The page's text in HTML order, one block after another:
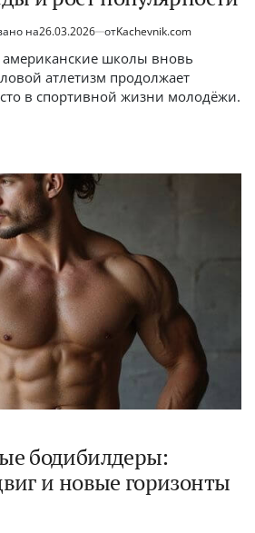
на26.03.2026 отKachevnik.com
школы вновь
атлетизм продолжает
в спортивной жизни молодёжи.
бодибилдеры:
и новые горизонты